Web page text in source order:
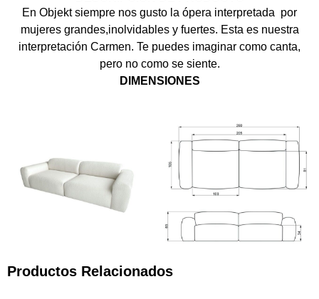
En Objekt siempre nos gusto la ópera interpretada por
mujeres grandes,inolvidables y fuertes. Esta es nuestra
interpretación Carmen. Te puedes imaginar como canta,
pero no como se siente.
DIMENSIONES
Productos Relacionados